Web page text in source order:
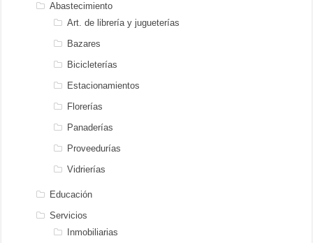
Abastecimiento
Art. de librería y jugueterías
Bazares
Bicicleterías
Estacionamientos
Florerías
Panaderías
Proveedurías
Vidrierías
Educación
Servicios
Inmobiliarias